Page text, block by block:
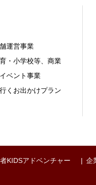
運営事業
・小学校等、商業
ベント事業
くお出かけプラン
KIDSアドベンチャー 企